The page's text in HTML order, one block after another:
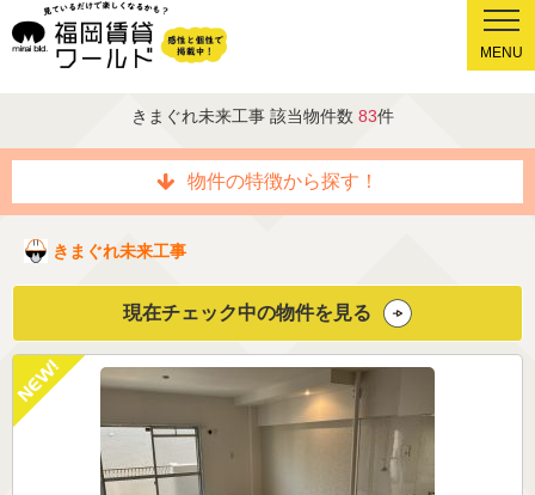
MENU
きまぐれ未来工事 該当物件数 83件
物件の特徴から探す！
きまぐれ未来工事
現在チェック中の物件を見る